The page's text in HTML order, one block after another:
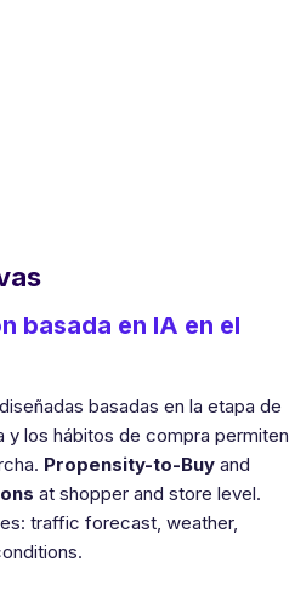
basada en IA en el
basadas en la etapa de
y los hábitos de compra permiten
Propensity-to-Buy and
at shopper and store level.
traffic forecast, weather,